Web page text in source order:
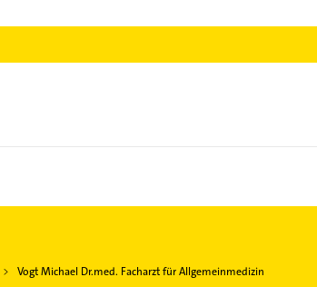
Vogt Michael Dr.med. Facharzt für Allgemeinmedizin